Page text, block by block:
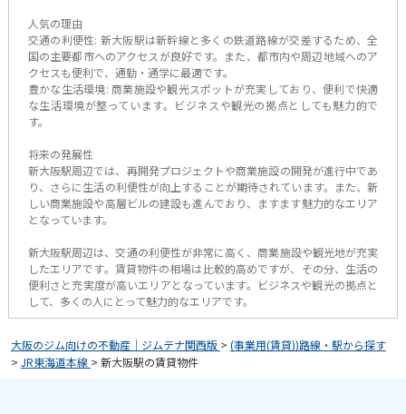
人気の理由
交通の利便性: 新大阪駅は新幹線と多くの鉄道路線が交差するため、全
国の主要都市へのアクセスが良好です。また、都市内や周辺地域へのア
クセスも便利で、通勤・通学に最適です。
豊かな生活環境: 商業施設や観光スポットが充実しており、便利で快適
な生活環境が整っています。ビジネスや観光の拠点としても魅力的で
す。
将来の発展性
新大阪駅周辺では、再開発プロジェクトや商業施設の開発が進行中であ
り、さらに生活の利便性が向上することが期待されています。また、新
しい商業施設や高層ビルの建設も進んでおり、ますます魅力的なエリア
となっています。
新大阪駅周辺は、交通の利便性が非常に高く、商業施設や観光地が充実
したエリアです。賃貸物件の相場は比較的高めですが、その分、生活の
便利さと充実度が高いエリアとなっています。ビジネスや観光の拠点と
して、多くの人にとって魅力的なエリアです。
大阪のジム向けの不動産｜ジムテナ関西版 > (事業用(賃貸))路線・駅から探す
> JR東海道本線 > 新大阪駅の賃貸物件